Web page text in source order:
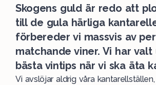
Skogens guld är redo att
till de gula härliga
förbereder vi massvis av
matchande viner. Vi har valt
bästa vintips när vi ska äta
Vi avslöjar aldrig våra